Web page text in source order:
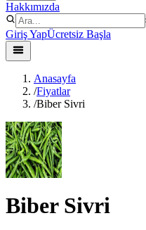
Hakkımızda
Giriş YapÜcretsiz Başla
Anasayfa
/Fiyatlar
/Biber Sivri
Biber Sivri